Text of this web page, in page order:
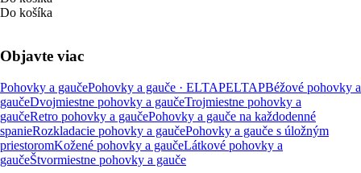
Do košíka
Objavte viac
Pohovky a gaučePohovky a gauče · ELTAPELTAPBéžové pohovky a
gaučeDvojmiestne pohovky a gaučeTrojmiestne pohovky a
gaučeRetro pohovky a gaučePohovky a gauče na každodenné
spanieRozkladacie pohovky a gaučePohovky a gauče s úložným
priestoromKožené pohovky a gaučeLátkové pohovky a
gaučeŠtvormiestne pohovky a gauče